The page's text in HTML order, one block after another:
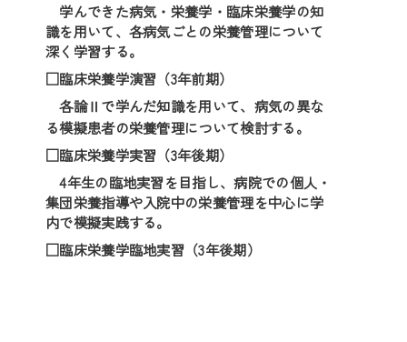
学んできた病気・栄養学・臨床栄養学の知
識を用いて、各病気ごとの栄養管理について
深く学習する。
□臨床栄養学演習（3年前期）
各論Ⅱで学んだ知識を用いて、病気の異な
る模擬患者の栄養管理について検討する。
□臨床栄養学実習（3年後期）
4年生の臨地実習を目指し、病院での個人・
集団栄養指導や入院中の栄養管理を中心に学
内で模擬実践する。
□臨床栄養学臨地実習（3年後期）